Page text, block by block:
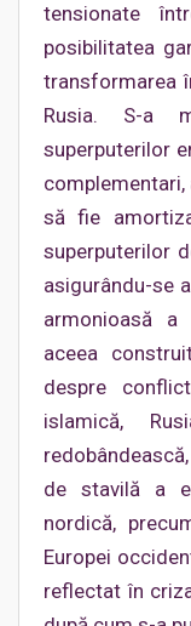
tensionate
posibilitatea
transformarea
Rusia. S-a
superputerilor
să fie
superputerilor
asigurându-se
armonioasă
aceea
despre
islamică,
de stavilă a
nordică,
Europei
reflectat în